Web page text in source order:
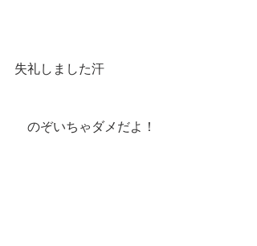
失礼しました汗
のぞいちゃダメだよ！